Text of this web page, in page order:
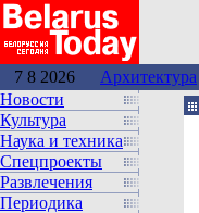
7 8 2026 Архитектура
Новости
Культура
Наука и техника
Спецпроекты
Развлечения
Периодика